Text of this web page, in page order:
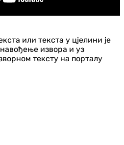
или текста у цјелини је
извора и уз
тексту на порталу